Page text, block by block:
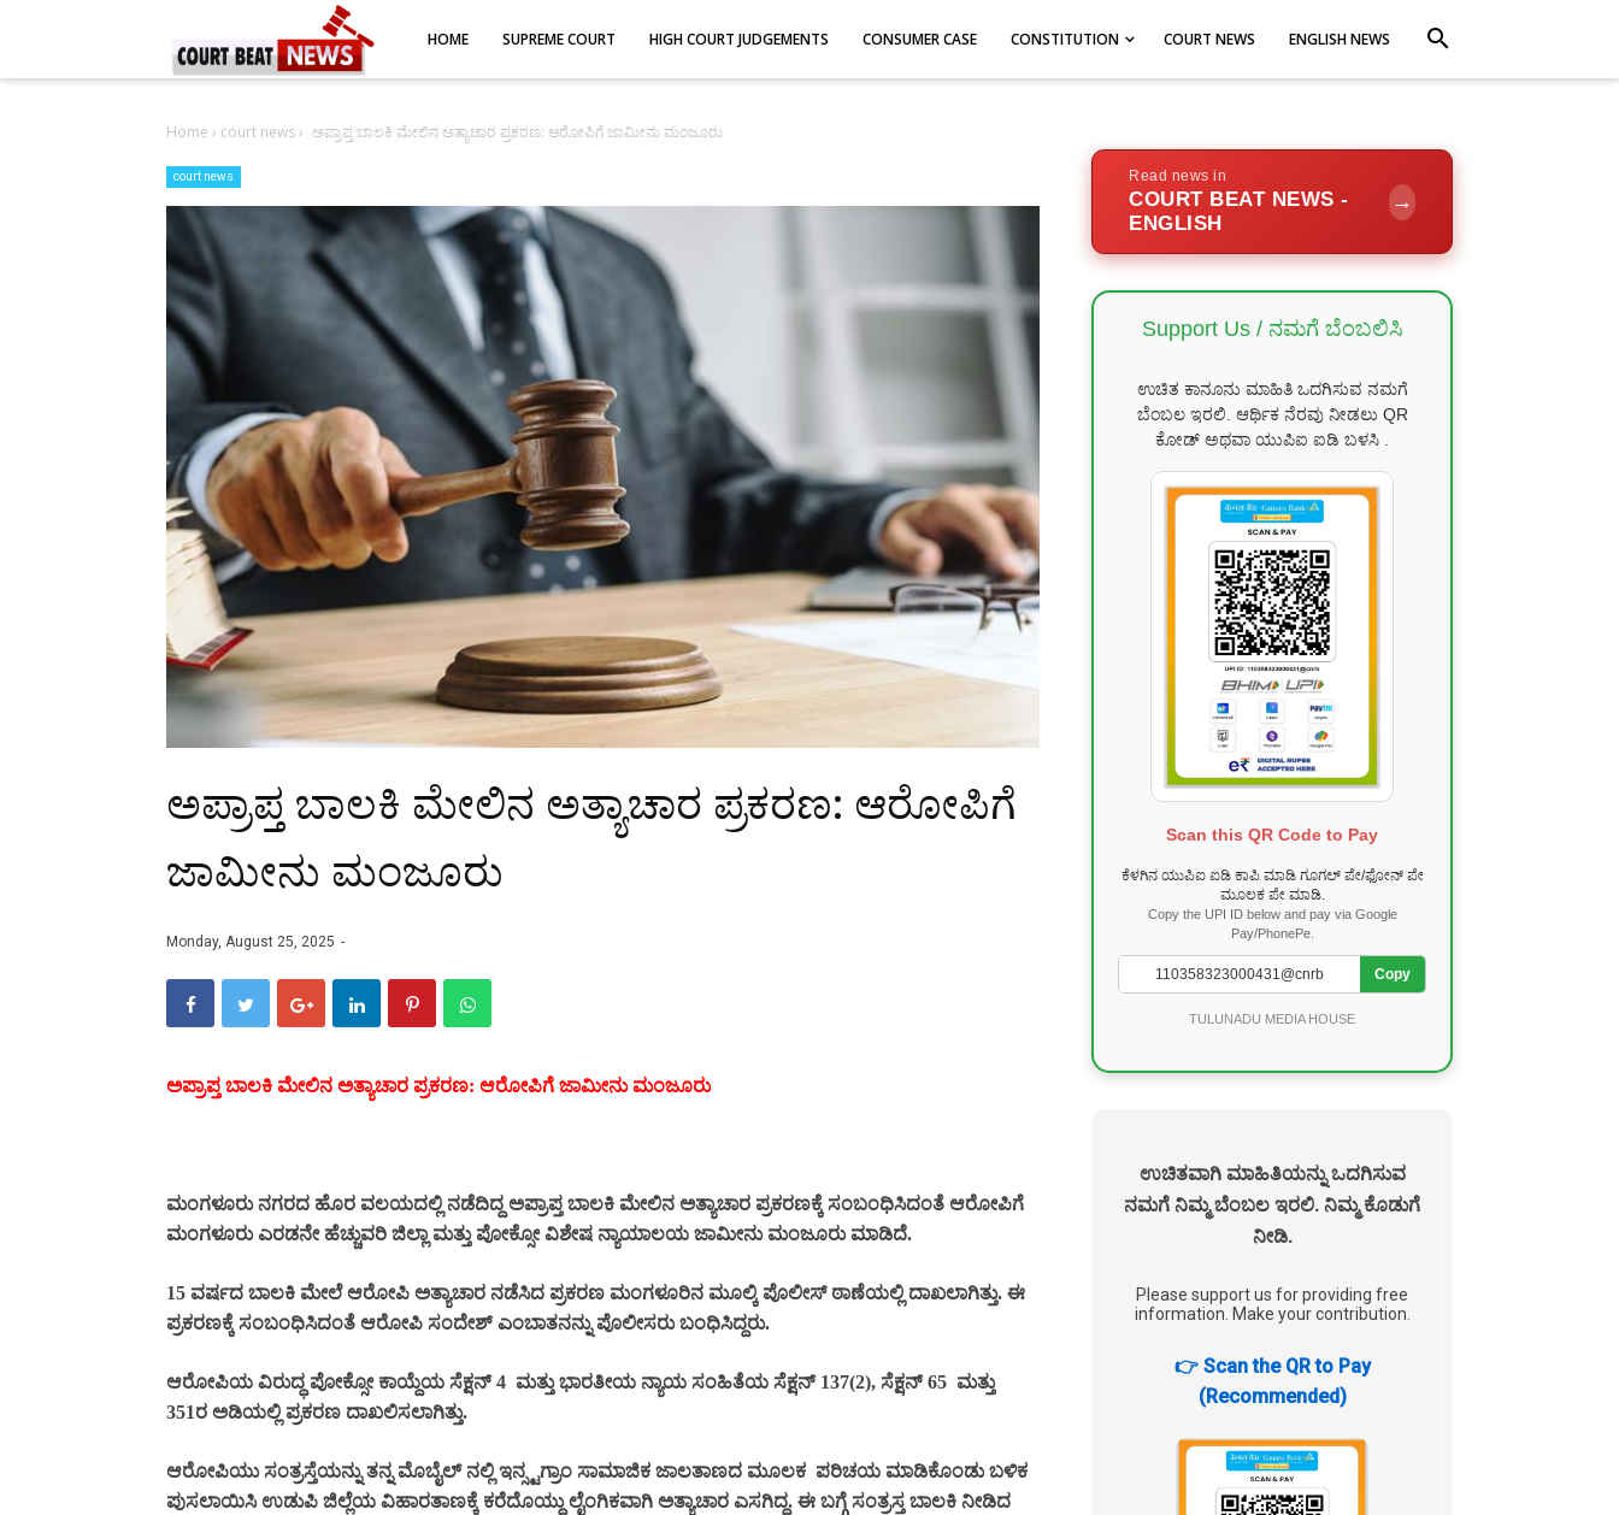
HOME SUPREME COURT HIGH COURT JUDGEMENTS CONSUMER CASE CONSTITUTION COURT NEWS ENGLISH NEWS search
Home › court news› ಅಪ್ರಾಪ್ತ ಬಾಲಕಿ ಮೇಲಿನ ಅತ್ಯಾಚಾರ ಪ್ರಕರಣ: ಆರೋಪಿಗೆ ಜಾಮೀನು ಮಂಜೂರು
court news
ಅಪ್ರಾಪ್ತ ಬಾಲಕಿ ಮೇಲಿನ ಅತ್ಯಾಚಾರ ಪ್ರಕರಣ: ಆರೋಪಿಗೆ
ಜಾಮೀನು ಮಂಜೂರು
Monday, August 25, 2025
ಅಪ್ರಾಪ್ತ ಬಾಲಕಿ ಮೇಲಿನ ಅತ್ಯಾಚಾರ ಪ್ರಕರಣ: ಆರೋಪಿಗೆ ಜಾಮೀನು ಮಂಜೂರು
ಮಂಗಳೂರು ನಗರದ ಹೊರ ವಲಯದಲ್ಲಿ ನಡೆದಿದ್ದ ಅಪ್ರಾಪ್ತ ಬಾಲಕಿ ಮೇಲಿನ ಅತ್ಯಾಚಾರ ಪ್ರಕರಣಕ್ಕೆ ಸಂಬಂಧಿಸಿದಂತೆ ಆರೋಪಿಗೆ
ಮಂಗಳೂರು ಎರಡನೇ ಹೆಚ್ಚುವರಿ ಜಿಲ್ಲಾ ಮತ್ತು ಪೋಕ್ಸೋ ವಿಶೇಷ ನ್ಯಾಯಾಲಯ ಜಾಮೀನು ಮಂಜೂರು ಮಾಡಿದೆ.
15 ವರ್ಷದ ಬಾಲಕಿ ಮೇಲೆ ಆರೋಪಿ ಅತ್ಯಾಚಾರ ನಡೆಸಿದ ಪ್ರಕರಣ ಮಂಗಳೂರಿನ ಮೂಲ್ಕಿ ಪೊಲೀಸ್ ಠಾಣೆಯಲ್ಲಿ ದಾಖಲಾಗಿತ್ತು. ಈ
ಪ್ರಕರಣಕ್ಕೆ ಸಂಬಂಧಿಸಿದಂತೆ ಆರೋಪಿ ಸಂದೇಶ್ ಎಂಬಾತನನ್ನು ಪೊಲೀಸರು ಬಂಧಿಸಿದ್ದರು.
ಆರೋಪಿಯ ವಿರುದ್ಧ ಪೋಕ್ಸೋ ಕಾಯ್ದೆಯ ಸೆಕ್ಷನ್ 4 ಮತ್ತು ಭಾರತೀಯ ನ್ಯಾಯ ಸಂಹಿತೆಯ ಸೆಕ್ಷನ್ 137(2), ಸೆಕ್ಷನ್ 65 ಮತ್ತು
351ರ ಅಡಿಯಲ್ಲಿ ಪ್ರಕರಣ ದಾಖಲಿಸಲಾಗಿತ್ತು.
ಆರೋಪಿಯು ಸಂತ್ರಸ್ತೆಯನ್ನು ತನ್ನ ಮೊಬೈಲ್ ನಲ್ಲಿ ಇನ್ಸ್ಟಗ್ರಾಂ ಸಾಮಾಜಿಕ ಜಾಲತಾಣದ ಮೂಲಕ ಪರಿಚಯ ಮಾಡಿಕೊಂಡು ಬಳಿಕ
ಪುಸಲಾಯಿಸಿ ಉಡುಪಿ ಜಿಲ್ಲೆಯ ವಿಹಾರತಾಣಕ್ಕೆ ಕರೆದೊಯ್ದು ಲೈಂಗಿಕವಾಗಿ ಅತ್ಯಾಚಾರ ಎಸಗಿದ್ದ. ಈ ಬಗ್ಗೆ ಸಂತ್ರಸ್ತ ಬಾಲಕಿ ನೀಡಿದ
Read news in
COURT BEAT NEWS -
ENGLISH
→
Support Us / ನಮಗೆ ಬೆಂಬಲಿಸಿ
ಉಚಿತ ಕಾನೂನು ಮಾಹಿತಿ ಒದಗಿಸುವ ನಮಗೆ
ಬೆಂಬಲ ಇರಲಿ. ಆರ್ಥಿಕ ನೆರವು ನೀಡಲು QR
ಕೋಡ್ ಅಥವಾ ಯುಪಿಐ ಐಡಿ ಬಳಸಿ .
Scan this QR Code to Pay
ಕೆಳಗಿನ ಯುಪಿಐ ಐಡಿ ಕಾಪಿ ಮಾಡಿ ಗೂಗಲ್ ಪೇ/ಫೋನ್ ಪೇ
ಮೂಲಕ ಪೇ ಮಾಡಿ.
Copy the UPI ID below and pay via Google
Pay/PhonePe.
Copy
TULUNADU MEDIA HOUSE
ಉಚಿತವಾಗಿ ಮಾಹಿತಿಯನ್ನು ಒದಗಿಸುವ
ನಮಗೆ ನಿಮ್ಮ ಬೆಂಬಲ ಇರಲಿ. ನಿಮ್ಮ ಕೊಡುಗೆ
ನೀಡಿ.
Please support us for providing free
information. Make your contribution.
👉 Scan the QR to Pay
(Recommended)